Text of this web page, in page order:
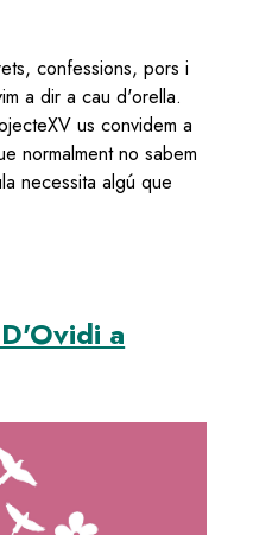
confessions, pors i
a dir a cau d'orella.
us convidem a
normalment no sabem
necessita algú que
a